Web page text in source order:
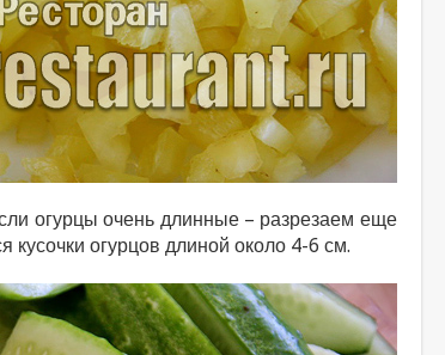
огурцы очень длинные – разрезаем еще
огурцов длиной около 4-6 см.